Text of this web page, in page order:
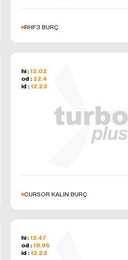
RHF3 BURÇ
hi : 12.02
od : 22.4
id : 12.23
CURSOR KALIN BURÇ
hi : 12.47
od : 18.96
id : 12.23